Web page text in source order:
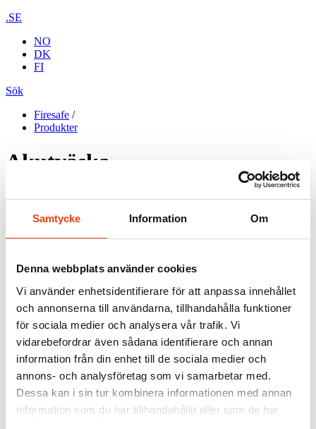
Samtycke Information Om
Denna webbplats använder cookies
Vi använder enhetsidentifierare för att anpassa innehållet
och annonserna till användarna, tillhandahålla funktioner
för sociala medier och analysera vår trafik. Vi
vidarebefordrar även sådana identifierare och annan
information från din enhet till de sociala medier och
annons- och analysföretag som vi samarbetar med.
Dessa kan i sin tur kombinera informationen med annan
information som du har tillhandahållit eller som de har
samlat in när du har använt deras tjänster.
.SE
NO
DK
FI
Sök
Firesafe /
Produkter
Akutväska
Praktisk och smidig akutväska som innehåller rätt utrustning
Liten och smidig akutväska som innehållet det allra nödvändigaste
Firesafes “Första hjälpen utbildning” är baseras på internationella
riktlinjer från det Europeiska HLR-rådet som går i linje med
akutsjukvårdens behandlingsriktlinjer i Sverige. Till denna
utbildning har vi tagit fram en skräddarsydd akutväska som är
smidig att ta med i bilen, ryggsäcken eller väska för att på så sätt
alltid ha möjlighet att tillgå rätt utrustning i en nödsituation.
Väskans innehåll är av högsta kvalité och är framtagen genom
beprövad erfarenhet och kunskap. Den är enkel att öppna och man